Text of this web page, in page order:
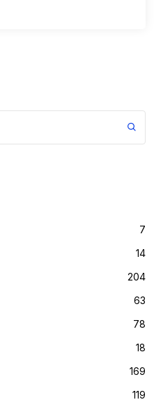
7
14
204
63
78
18
169
119